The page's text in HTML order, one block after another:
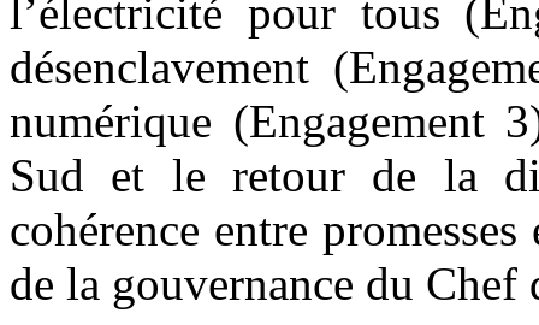
l’électricité pour tous
désenclavement
numérique (Engagement
Sud et le retour de la
cohérence entre
de la gouvernance du Chef